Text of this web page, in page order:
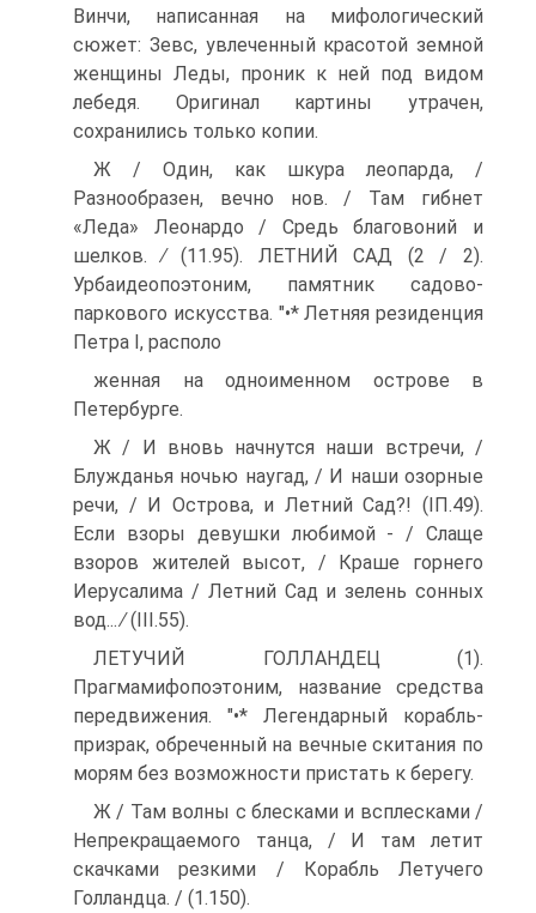
Винчи, написанная на мифологический
сюжет: Зевс, увлеченный красотой земной
женщины Леды, проник к ней под видом
лебедя. Оригинал кар­тины утрачен,
сохранились только копии.
Ж / Один, как шкура леопарда, /
Разнообразен, вечно нов. / Там гибнет
«Леда» Леонардо / Средь благовоний и
шелков. ∕ (11.95). ЛЕТНИЙ САД (2 / 2).
Урбаидеопоэтоним, памятник садово-
паркового искусства. "•* Летняя резиденция
Петра I, располо­
женная на одноименном острове в
Петербурге.
Ж / И вновь начнутся наши встречи, /
Блужданья ночью наугад, / И наши озорные
речи, / И Острова, и Летний Сад?! (ІП.49).
Если взоры девушки любимой - / Слаще
взоров жителей высот, / Краше горнего
Иерусалима / Летний Сад и зелень сонных
вод... ∕ (III.55).
ЛЕТУЧИЙ ГОЛЛАНДЕЦ (1).
Прагмамифопоэтоним, название средства
передвижения. "•* Легендарный корабль-
призрак, обреченный на вечные скитания по
морям без возможности пристать к берегу.
Ж / Там волны с блесками и всплесками /
Непрекращаемого танца, / И там летит
скачками резкими / Корабль Летучего
Голландца. / (1.150).